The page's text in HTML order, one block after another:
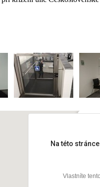
Na této
Vlastníte